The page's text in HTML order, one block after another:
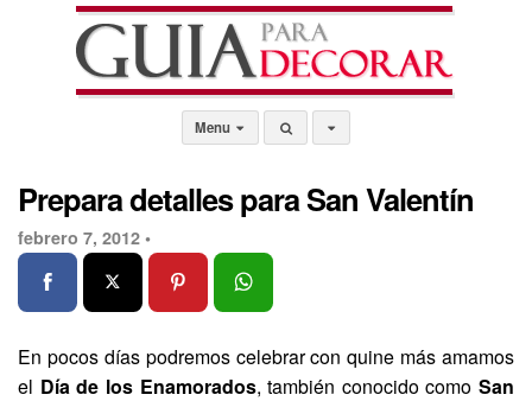
Menu
Prepara detalles para San Valentín
febrero 7, 2012 •
En pocos días podremos celebrar con quine más amamos
el Día de los Enamorados, también conocido como San